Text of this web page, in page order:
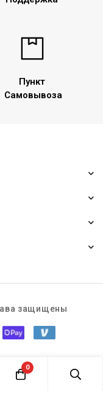
Пункт
Самовывоза
защищены
0